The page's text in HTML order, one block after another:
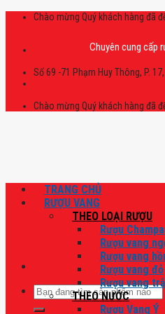
Skip
Chào mừng Quý khách hàng đã
Chuyên cung cấp rượu
Số 69 -71 Phạm Huy Thông, P. 17,
Chào mừng Quý khách hàng đã
Tìm
kiếm:
TRANG CHỦ
RƯỢU VANG
THEO LOẠI RƯỢU
Rượu
Rượu vang
Rượu vang
Rượu vang đỏ
Rượu vang
THEO NƯỚC
Rượu Vang Ý